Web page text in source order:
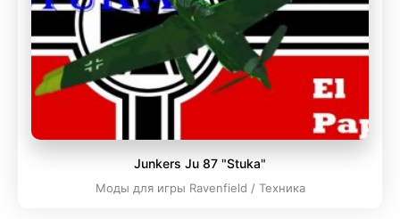
Junkers Ju 87 "Stuka"
Моды для игры Ravenfield / Техника